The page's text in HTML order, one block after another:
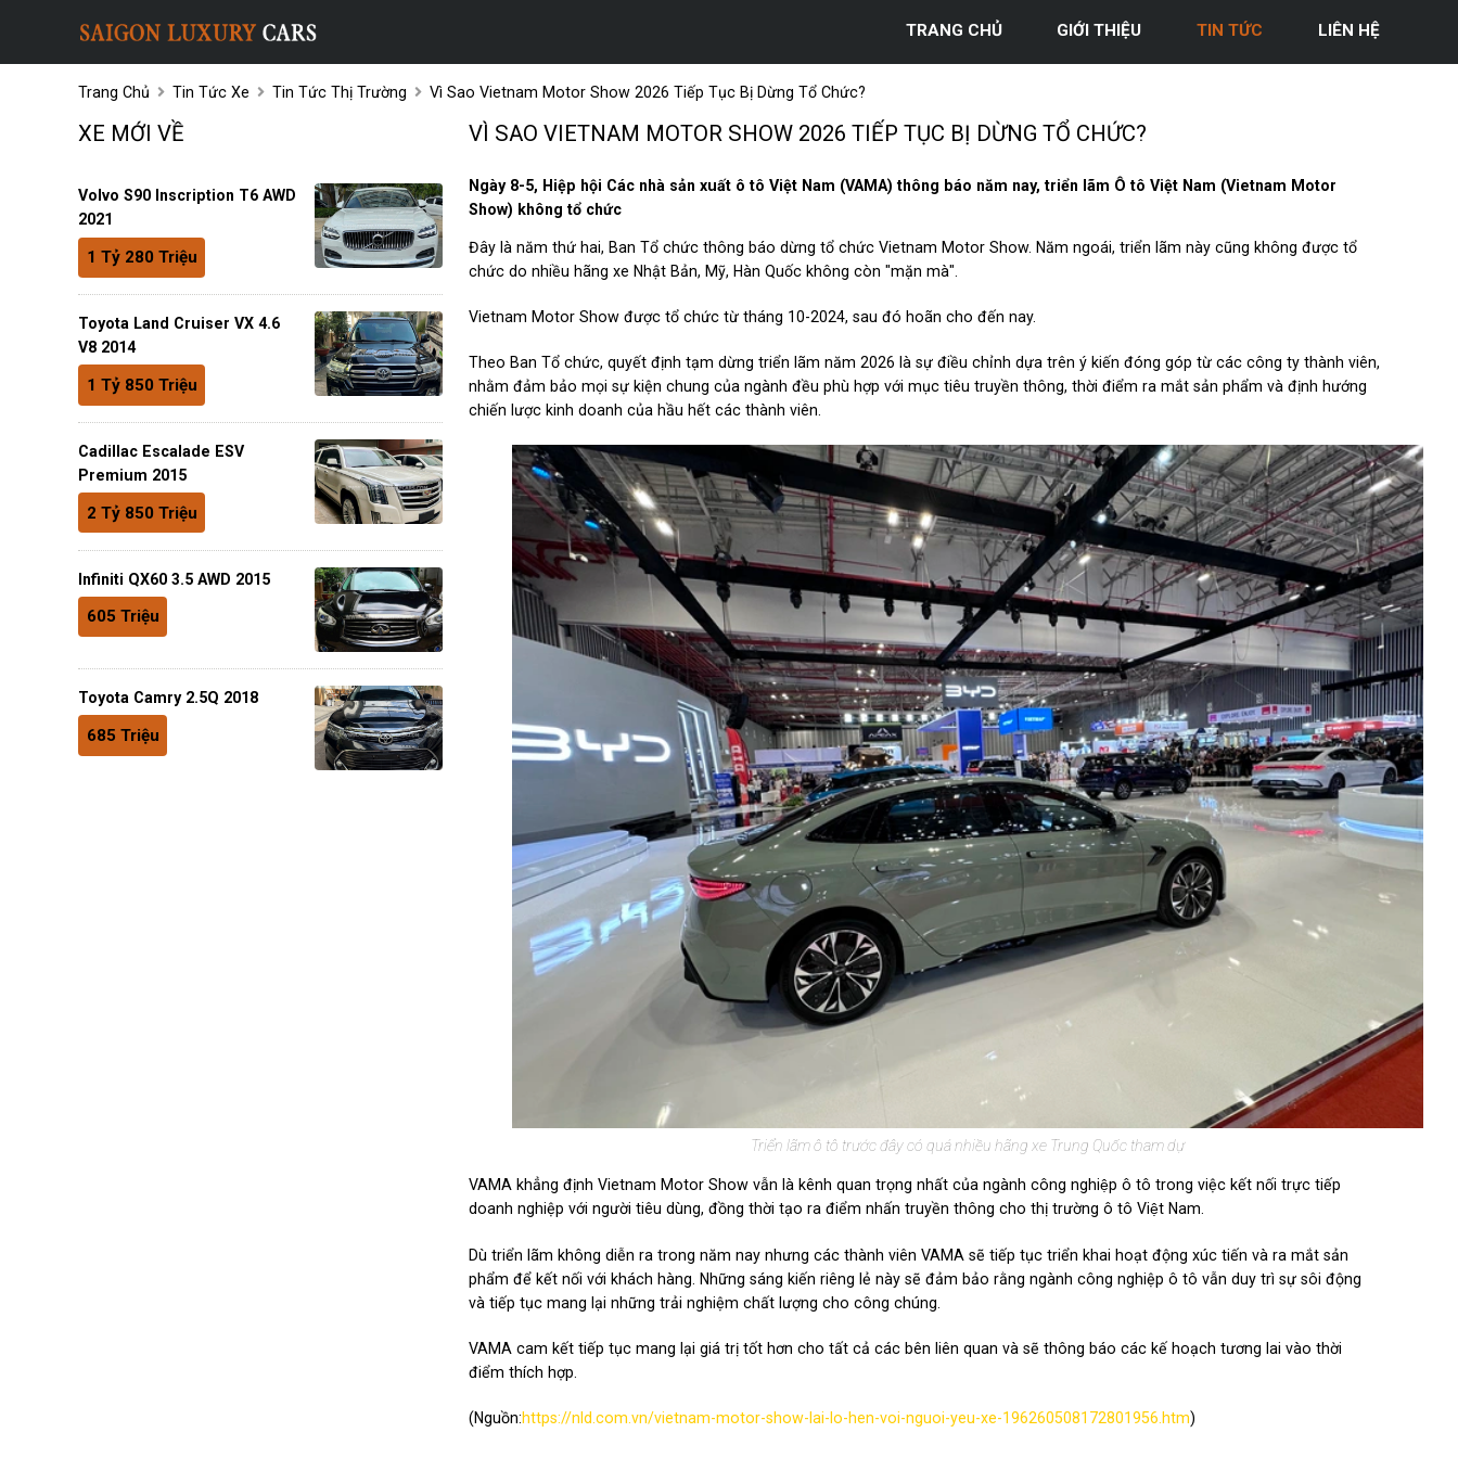
TRANG CHỦ GIỚI THIỆU TIN TỨC LIÊN HỆ
Trang Chủ Tin Tức Xe Tin Tức Thị Trường Vì Sao Vietnam Motor Show 2026 Tiếp Tục Bị Dừng Tổ Chức?
VÌ SAO VIETNAM MOTOR SHOW 2026 TIẾP TỤC BỊ DỪNG TỔ CHỨC?
Ngày 8-5, Hiệp hội Các nhà sản xuất ô tô Việt Nam (VAMA) thông báo năm nay, triển lãm Ô tô Việt Nam (Vietnam Motor
Show) không tổ chức
Đây là năm thứ hai, Ban Tổ chức thông báo dừng tổ chức Vietnam Motor Show. Năm ngoái, triển lãm này cũng không được tổ
chức do nhiều hãng xe Nhật Bản, Mỹ, Hàn Quốc không còn "mặn mà".
Vietnam Motor Show được tổ chức từ tháng 10-2024, sau đó hoãn cho đến nay.
Theo Ban Tổ chức, quyết định tạm dừng triển lãm năm 2026 là sự điều chỉnh dựa trên ý kiến đóng góp từ các công ty thành viên,
nhằm đảm bảo mọi sự kiện chung của ngành đều phù hợp với mục tiêu truyền thông, thời điểm ra mắt sản phẩm và định hướng
chiến lược kinh doanh của hầu hết các thành viên.
Triển lãm ô tô trước đây có quá nhiều hãng xe Trung Quốc tham dự
VAMA khẳng định Vietnam Motor Show vẫn là kênh quan trọng nhất của ngành công nghiệp ô tô trong việc kết nối trực tiếp
doanh nghiệp với người tiêu dùng, đồng thời tạo ra điểm nhấn truyền thông cho thị trường ô tô Việt Nam.
Dù triển lãm không diễn ra trong năm nay nhưng các thành viên VAMA sẽ tiếp tục triển khai hoạt động xúc tiến và ra mắt sản
phẩm để kết nối với khách hàng. Những sáng kiến riêng lẻ này sẽ đảm bảo rằng ngành công nghiệp ô tô vẫn duy trì sự sôi động
và tiếp tục mang lại những trải nghiệm chất lượng cho công chúng.
VAMA cam kết tiếp tục mang lại giá trị tốt hơn cho tất cả các bên liên quan và sẽ thông báo các kế hoạch tương lai vào thời
điểm thích hợp.
(Nguồn:https://nld.com.vn/vietnam-motor-show-lai-lo-hen-voi-nguoi-yeu-xe-196260508172801956.htm)
XE MỚI VỀ
Volvo S90 Inscription T6 AWD
2021
1 Tỷ 280 Triệu
Toyota Land Cruiser VX 4.6
V8 2014
1 Tỷ 850 Triệu
Cadillac Escalade ESV
Premium 2015
2 Tỷ 850 Triệu
Infiniti QX60 3.5 AWD 2015
605 Triệu
Toyota Camry 2.5Q 2018
685 Triệu